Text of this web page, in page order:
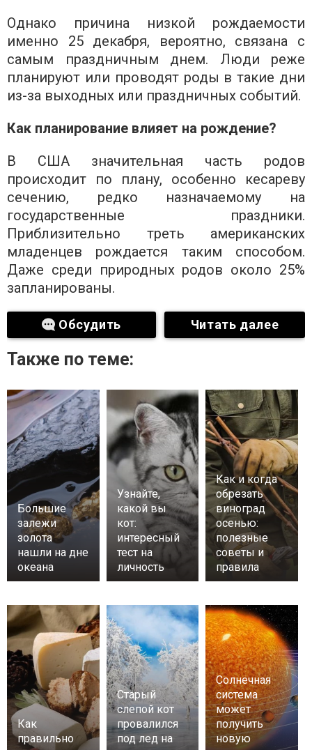
Однако причина низкой рождаемости
именно 25 декабря, вероятно, связана с
самым праздничным днем. Люди реже
планируют или проводят роды в такие дни
из-за выходных или праздничных событий.
Как планирование влияет на рождение?
В США значительная часть родов
происходит по плану, особенно кесареву
сечению, редко назначаемому на
государственные праздники.
Приблизительно треть американских
младенцев рождается таким способом.
Даже среди природных родов около 25%
запланированы.
Обсудить Читать далее
Также по теме:
Большие
залежи
золота
нашли на дне
океана
Узнайте,
какой вы
кот:
интересный
тест на
личность
Как и когда
обрезать
виноград
осенью:
полезные
советы и
правила
Как
правильно
Старый
слепой кот
провалился
под лед на
Солнечная
система
может
получить
новую